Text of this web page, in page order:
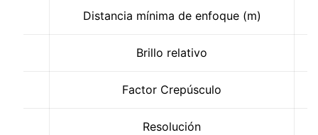
Distancia mínima de enfoque (m)
Brillo relativo
Factor Crepúsculo
Resolución